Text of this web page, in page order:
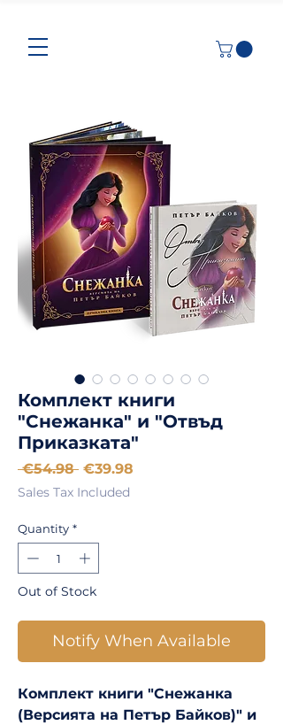
Комплект книги
"Снежанка" и "Отвъд
Приказката"
€54.98 Regular
Price
€39.98
Sales Tax Included
Quantity *
Out of Stock
Notify When Available
Комплект книги "Снежанка
(Версията на Петър Байков)" и